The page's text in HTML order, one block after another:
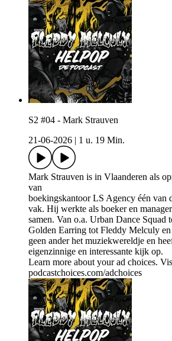
S2 #04 - Mark Strauven
21-06-2026
1 u. 19 Min.
Mark Strauven is in Vlaanderen als
van
boekingskantoor LS Agency één van
vak. Hij werkte als boeker en
samen. Van o.a. Urban Dance Squad
Golden Earring tot Fleddy Melculy
geen ander het muziekwereldje en
eigenzinnige en interessante kijk op.
Learn more about your ad choices.
podcastchoices.com/adchoices